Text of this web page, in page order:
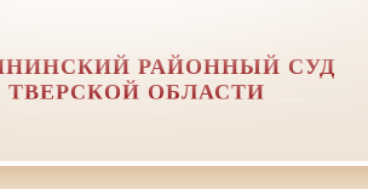
РАЙОННЫЙ СУД
ТВЕРСКОЙ ОБЛАСТИ